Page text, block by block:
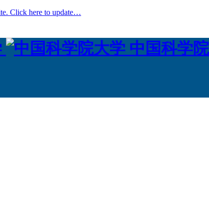
Click here to update…
中国科学